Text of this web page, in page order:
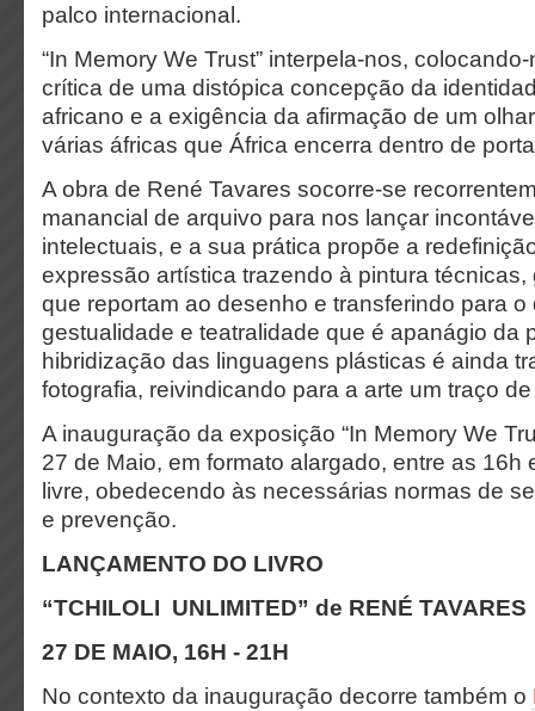
palco internacional.
“In Memory We Trust” interpela-nos,
crítica de uma distópica concepção da
africano e a exigência da afirmação de um
várias áfricas que África encerra dentro de
A obra de René Tavares socorre-se
manancial de arquivo para nos lançar
intelectuais, e a sua prática propõe a
expressão artística trazendo à pintura técnicas,
que reportam ao desenho e transferindo para o
gestualidade e teatralidade que é apanágio da
hibridização das linguagens plásticas é ainda
fotografia, reivindicando para a arte um traço
A inauguração da exposição “In Memory We
27 de Maio, em formato alargado, entre as 16h
livre, obedecendo às necessárias normas de
e prevenção.
LANÇAMENTO DO LIVRO
“TCHILOLI UNLIMITED” de RENÉ TAVARES
27 DE MAIO, 16H - 21H
No contexto da inauguração decorre também o